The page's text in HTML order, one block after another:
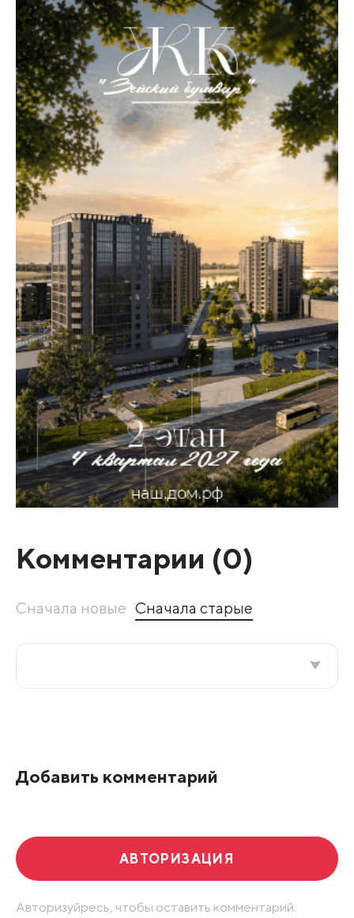
Комментарии (0)
Сначала новые Сначала старые
Добавить комментарий
АВТОРИЗАЦИЯ
Авторизуйресь, чтобы оставить комментарий.